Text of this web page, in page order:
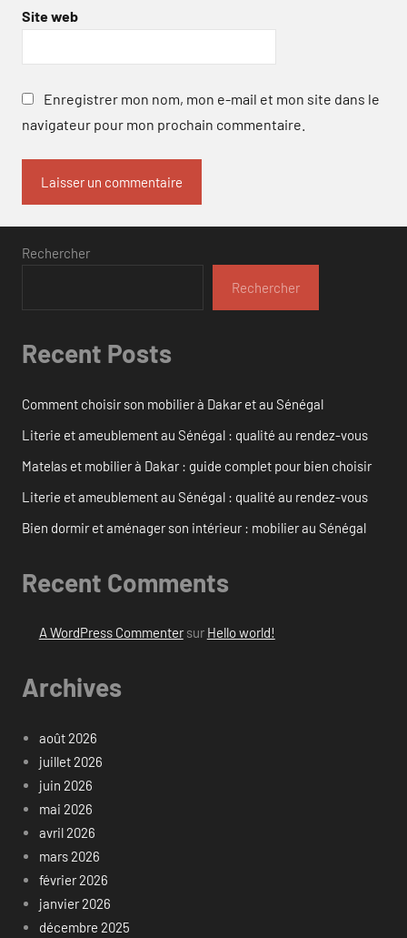
Site web
Enregistrer mon nom, mon e-mail et mon site dans le
navigateur pour mon prochain commentaire.
Rechercher
Rechercher
Recent Posts
Comment choisir son mobilier à Dakar et au Sénégal
Literie et ameublement au Sénégal : qualité au rendez-vous
Matelas et mobilier à Dakar : guide complet pour bien choisir
Literie et ameublement au Sénégal : qualité au rendez-vous
Bien dormir et aménager son intérieur : mobilier au Sénégal
Recent Comments
A WordPress Commentersur Hello world!
Archives
août 2026
juillet 2026
juin 2026
mai 2026
avril 2026
mars 2026
février 2026
janvier 2026
décembre 2025